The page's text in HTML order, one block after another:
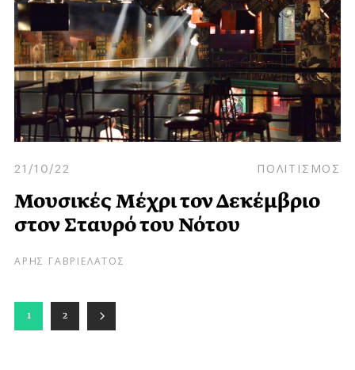
21/10/22 ΠΟΛΙΤΙΣΜΟΣ
Μουσικές Μέχρι τον Δεκέμβριο
στον Σταυρό του Νότου
ΑΡΗΣ ΓΑΒΡΙΕΛΑΤΟΣ
1 2